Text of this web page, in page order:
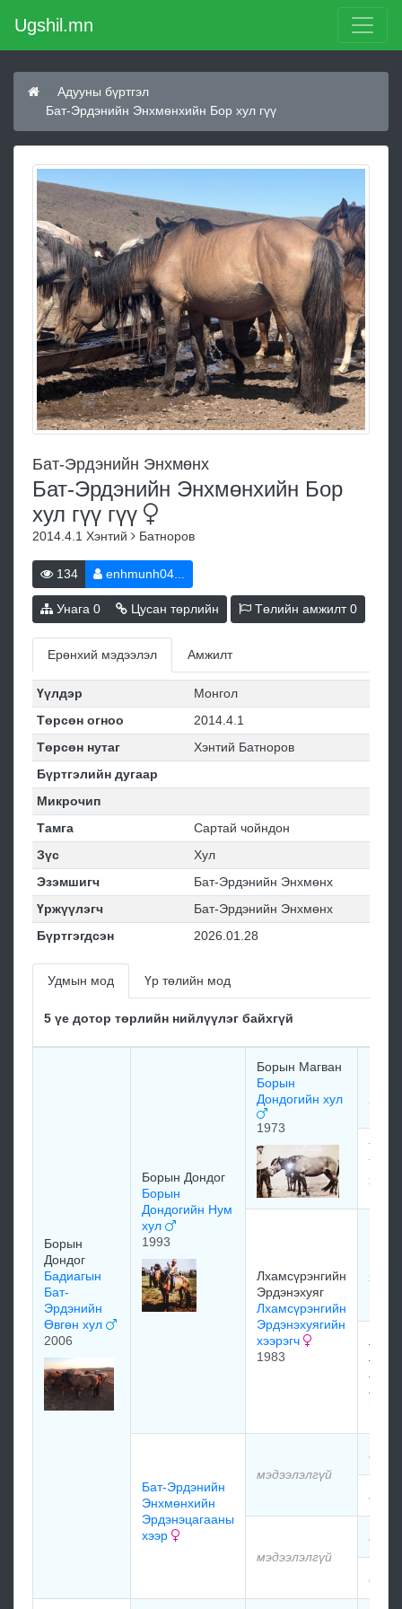
Ugshil.mn
Адууны бүртгэл
Бат-Эрдэнийн Энхмөнхийн Бор хул гүү
Бат-Эрдэнийн Энхмөнх
Бат-Эрдэнийн Энхмөнхийн Бор
хул гүү гүү
2014.4.1 Хэнтий Батноров
134 enhmunh04...
Унага 0 Цусан төрлийн Төлийн амжилт0
Ерөнхий мэдээлэл Амжилт
Үүлдэр
Монгол
Төрсөн огноо
2014.4.1
Төрсөн нутаг
Хэнтий Батноров
Бүртгэлийн дугаар
Микрочип
Тамга
Сартай чойндон
Зүс
Хул
Эзэмшигч
Бат-Эрдэнийн Энхмөнх
Үржүүлэгч
Бат-Эрдэнийн Энхмөнх
Бүртгэгдсэн
2026.01.28
Удмын мод Үр төлийн мод
5 үе дотор төрлийн нийлүүлэг байхгүй
Борын
Дондог
Бадиагын
Бат-
Эрдэнийн
Өвгөн хул
2006
Борын Дондог
Борын
Дондогийн Нум
хул
1993
Борын Магван
Борын
Дондогийн хул
1973
Лхамсүрэнгийн
Эрдэнэхуяг
Лхамсүрэнгийн
Эрдэнэхуягийн
хээрэгч
1983
хээр
Бат-Эрдэнийн
Энхмөнхийн
Эрдэнэцагааны
хээр
мэдээлэлгүй
мэдээлэлгүй